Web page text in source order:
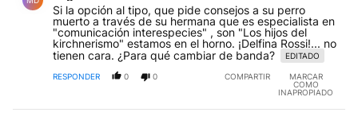
Si la opción al tipo, que pide consejos a su perro
muerto a través de su hermana que es especialista en
"comunicación interespecies" , son "Los hijos del
kirchnerismo" estamos en el horno. ¡Delfina Rossi!... no
tienen cara. ¿Para qué cambiar de banda?
EDITADO
RESPONDER 0 0 COMPARTIR
MARCAR
COMO
INAPROPIADO